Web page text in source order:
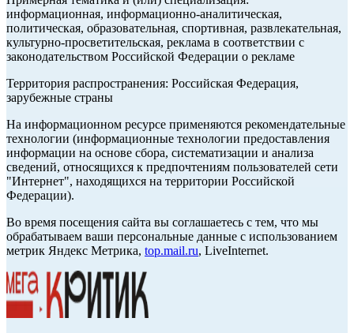
информационная, информационно-аналитическая,
политическая, образовательная, спортивная, развлекательная,
культурно-просветительская, реклама в соответствии с
законодательством Российской Федерации о рекламе
Территория распространения: Российская Федерация,
зарубежные страны
На информационном ресурсе применяются рекомендательные
технологии (информационные технологии предоставления
информации на основе сбора, систематизации и анализа
сведений, относящихся к предпочтениям пользователей сети
"Интернет", находящихся на территории Российской
Федерации).
Во время посещения сайта вы соглашаетесь с тем, что мы
обрабатываем ваши персональные данные с использованием
метрик Яндекс Метрика, top.mail.ru, LiveInternet.